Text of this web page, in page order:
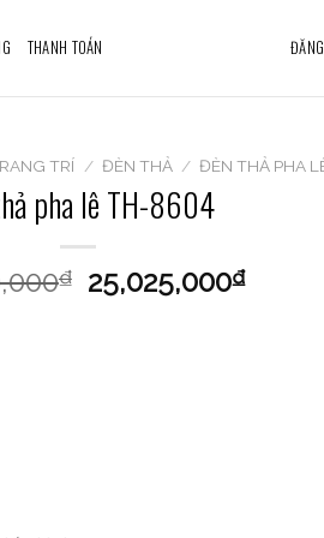
THANH TOÁN
TRÍ / ĐÈN THẢ / ĐÈN THẢ PHA
pha lê TH-8604
₫ 25,025,000₫